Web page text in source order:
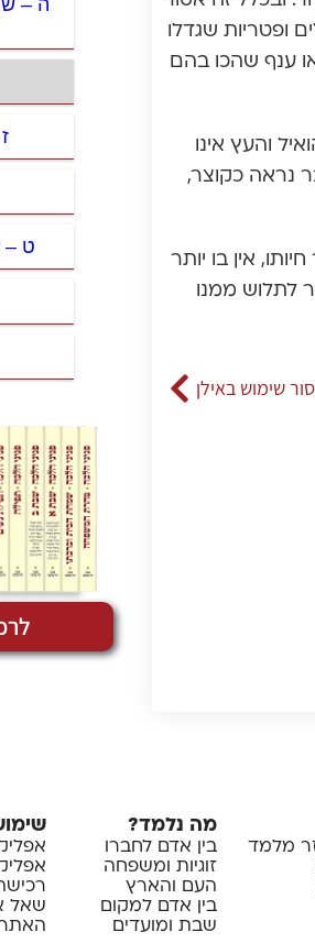
ופטריות שגדלו
ענף שהכו בהם
והעץ אינו
נראה כקוצר,
אין בו יותר
לתלוש ממנו
שימוש באילן
ט –
מלמד
מה נלמד?
בין אדם לחברו
זוגיות ומשפחה
העם והארץ
בין אדם למקום
שבת ומועדים
שאל
האתר